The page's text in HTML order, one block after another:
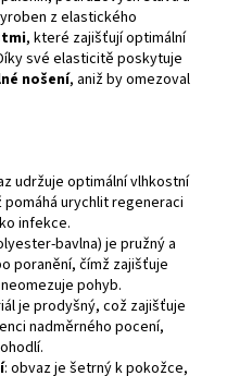
z elastického
, které zajišťují optimální
své elasticitě poskytuje
nošení, aniž by omezoval
udržuje optimální vlhkostní
urychlit regeneraci
infekce.
bavlna) je pružný a
poranění, čímž zajišťuje
pohyb.
je prodyšný, což zajišťuje
nadměrného pocení,
: obvaz je šetrný k pokožce,